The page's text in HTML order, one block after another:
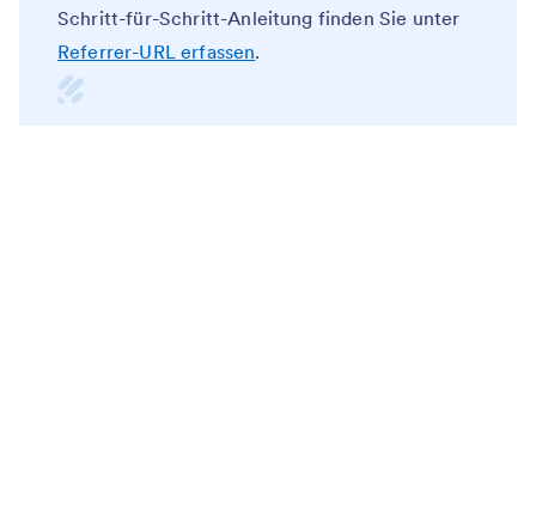
Schritt-für-Schritt-Anleitung finden Sie unter
Referrer-URL erfassen.